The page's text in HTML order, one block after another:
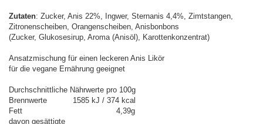
Zutaten: Zucker, Anis 22%, Ingwer, Sternanis 4,4%, Zimtstangen,
Zitronenscheiben, Orangenscheiben, Anisbonbons
(Zucker, Glukosesirup, Aroma (Anisöl), Karottenkonzentrat)
Ansatzmischung für einen leckeren Anis Likör
für die vegane Ernährung geeignet
Durchschnittliche Nährwerte pro 100g
Brennwerte 1585 kJ / 374 kcal
Fett 4,39g
davon gesättigte